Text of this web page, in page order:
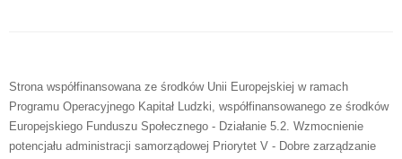
Strona współfinansowana ze środków Unii Europejskiej w ramach
Programu Operacyjnego Kapitał Ludzki, współfinansowanego ze środków
Europejskiego Funduszu Społecznego - Działanie 5.2. Wzmocnienie
potencjału administracji samorządowej Priorytet V - Dobre zarządzanie